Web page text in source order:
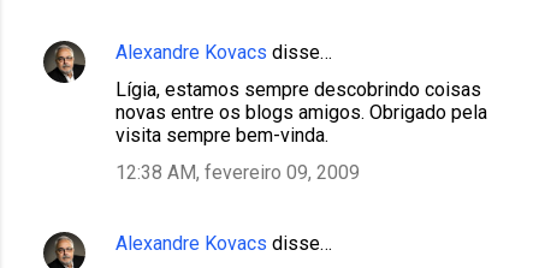
Alexandre Kovacs disse…
Lígia, estamos sempre descobrindo coisas
novas entre os blogs amigos. Obrigado pela
visita sempre bem-vinda.
12:38 AM, fevereiro 09, 2009
Alexandre Kovacs disse…